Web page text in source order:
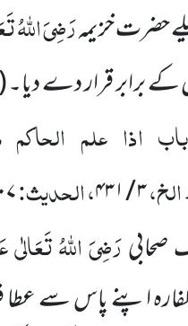
حضرت خزیمہرَضِیَ اللہُ
کے برابر قرار دے دیا۔(
باب اذا علم
۳ / ۴۳۱ ، الحدیث:
رَضِیَ اللہُ
اپنے پاس سے عطا